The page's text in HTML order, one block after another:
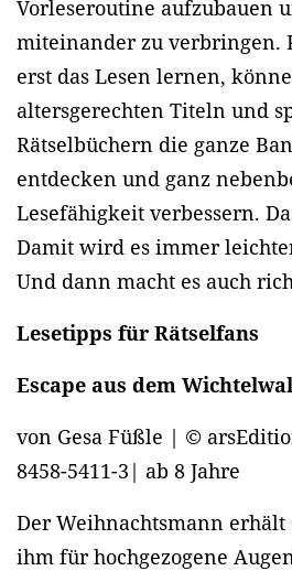
Vorleseroutine aufzubauen
miteinander zu verbringen.
erst das Lesen lernen,
altersgerechten Titeln und
Rätselbüchern die ganze
entdecken und ganz
Lesefähigkeit verbessern.
Damit wird es immer
Und dann macht es auch
Lesetipps für Rätselfans
Escape aus dem
von Gesa Füßle | ©
8458-5411-3| ab 8 Jahre
Der Weihnachtsmann
ihm für hochgezogene